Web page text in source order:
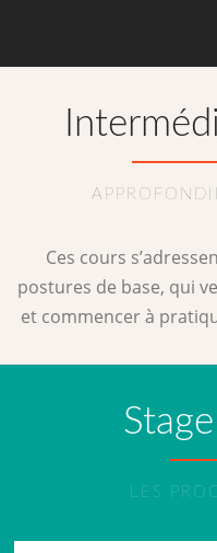
Ces cours
postures de base, qui
et commencer à
LES